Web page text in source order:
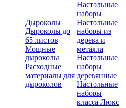
Дыроколы
Дыроколы до
65 листов
Мощные
дыроколы
Расходные
материалы для
дыроколов
Настольные
наборы
Настольные
наборы из
дерева и
металла
Настольные
наборы
деревянные
Настольные
наборы
класса Люкс